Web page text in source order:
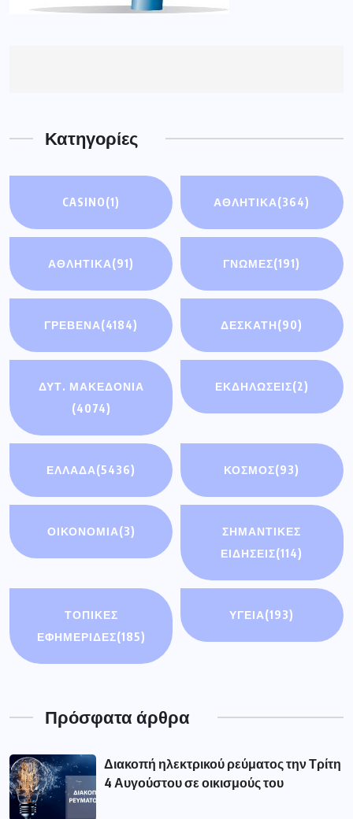
Κατηγορίες
CASINO(1) ΑΘΛΗΤΙΚΑ(364)
ΑΘΛΗΤΙΚΆ(91) ΓΝΩΜΕΣ(191)
ΓΡΕΒΕΝΑ(4184) ΔΕΣΚΑΤΗ(90)
ΔΥΤ. ΜΑΚΕΔΟΝΙΑ
(4074)
ΕΚΔΗΛΩΣΕΙΣ(2)
ΕΛΛΑΔΑ(5436) ΚΟΣΜΟΣ(93)
ΟΙΚΟΝΟΜΊΑ(3)
ΣΗΜΑΝΤΙΚΈΣ
ΕΙΔΉΣΕΙΣ(114)
ΤΟΠΙΚΕΣ
ΕΦΗΜΕΡΙΔΕΣ(185)
ΥΓΕΙΑ(193)
Πρόσφατα άρθρα
Διακοπή ηλεκτρικού ρεύματος την Τρίτη
4 Αυγούστου σε οικισμούς του